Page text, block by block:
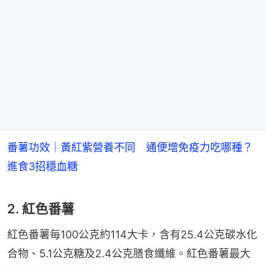
番薯功效｜黃紅紫營養不同 通便增免疫力吃哪種？
進食3招穩血糖
2. 紅色番薯
紅色番薯每100公克約114大卡，含有25.4公克碳水化
合物、5.1公克糖及2.4公克膳食纖維。紅色番薯最大